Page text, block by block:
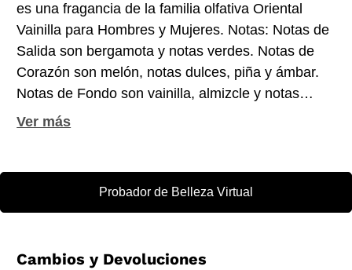
es una fragancia de la familia olfativa Oriental
Vainilla para Hombres y Mujeres. Notas: Notas de
Salida son bergamota y notas verdes. Notas de
Corazón son melón, notas dulces, piña y ámbar.
Notas de Fondo son vainilla, almizcle y notas
Probador de Belleza Virtual
Cambios y Devoluciones